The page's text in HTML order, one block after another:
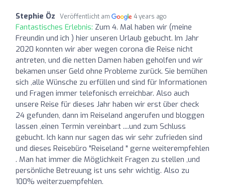
Stephie Öz Veröffentlicht am 4 years ago
Fantastisches Erlebnis: Zum 4. Mal haben wir (meine
Freundin und ich ) hier unseren Urlaub gebucht. Im Jahr
2020 konnten wir aber wegen corona die Reise nicht
antreten, und die netten Damen haben geholfen und wir
bekamen unser Geld ohne Probleme zurück. Sie bemühen
sich ,alle Wünsche zu erfüllen und sind für Informationen
und Fragen immer telefonisch erreichbar. Also auch
unsere Reise für dieses Jahr haben wir erst über check
24 gefunden, dann im Reiseland angerufen und bloggen
lassen ,einen Termin vereinbart ....und zum Schluss
gebucht. Ich kann nur sagen das wir sehr zufrieden sind
und dieses Reisebüro "Reiseland " gerne weiterempfehlen
. Man hat immer die Möglichkeit Fragen zu stellen ,und
persönliche Betreuung ist uns sehr wichtig. Also zu
100% weiterzuempfehlen.